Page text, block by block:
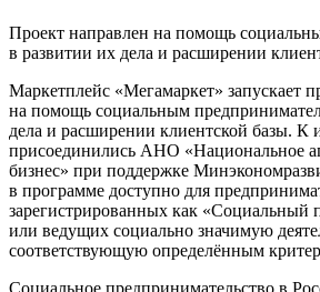
Проект направлен на помощь
в развитии их дела и расширении
Маркетплейс «Мегамаркет» запускает
на помощь социальным
дела и расширении клиентской базы. К
присоединились АНО «Национальное
бизнес» при поддержке
в программе доступно для
зарегистрированных как «Социальный
или ведущих социально значимую
соответствующую определённым
Социальное предпринимательство в